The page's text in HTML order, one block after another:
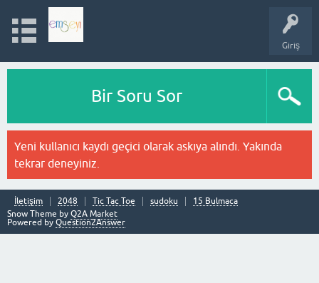
Giriş
Bir Soru Sor
Yeni kullanıcı kaydı geçici olarak askıya alındı. Yakında
tekrar deneyiniz.
İletişim 2048 Tic Tac Toe sudoku
15 Bulmaca
Snow Theme by Q2A Market
Powered by Question2Answer